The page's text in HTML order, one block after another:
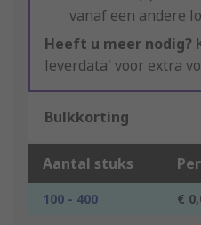
vanaf een andere
Heeft u meer nodig?
leverdata' voor extra
Bulkkorting
Aantal stuks
100 - 400 €